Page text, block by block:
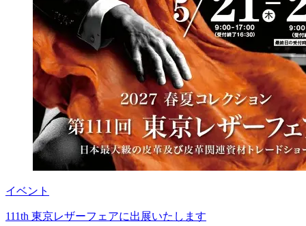
イベント
111th 東京レザーフェアに出展いたします